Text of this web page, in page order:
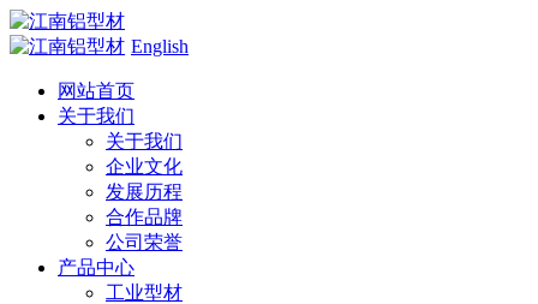
English
网站首页
关于我们
关于我们
企业文化
发展历程
合作品牌
公司荣誉
产品中心
工业型材